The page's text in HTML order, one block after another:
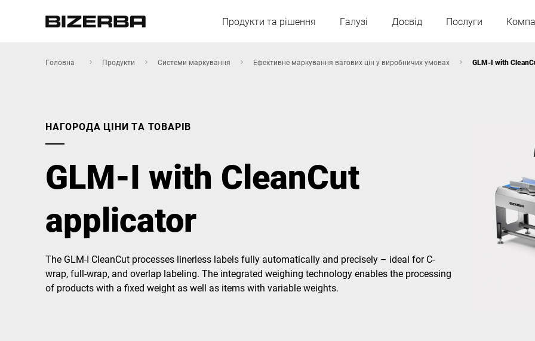
Продукти та рішення Галузі Досвід Послуги
Угорщина
Португалія
Швейцарія
Америка
Азія
Австралія
Африка
Головна Продукти Системи маркування Ефективне маркування вагових цін у виробничих умовах GLM-I with
НАГОРОДА ЦІНИ ТА ТОВАРІВ
GLM-I with CleanCut
applicator
The GLM-I CleanCut processes linerless labels fully automatically and precisely – ideal for C-
wrap, full-wrap, and overlap labeling. The integrated weighing technology enables the processing
of products with a fixed weight as well as items with variable weights.